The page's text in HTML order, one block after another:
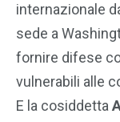
internazionale
sede a
fornire difese
vulnerabili alle
E la cosiddetta